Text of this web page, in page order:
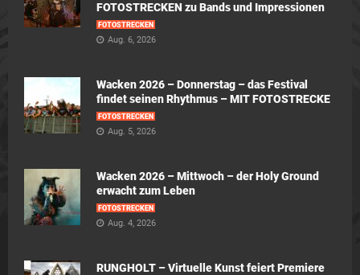
FOTOSTRECKEN zu Bands und Impressionen
FOTOSTRECKEN
Aug. 6, 2026
Wacken 2026 – Donnerstag – das Festival
findet seinen Rhythmus – MIT FOTOSTRECKE
FOTOSTRECKEN
Aug. 5, 2026
Wacken 2026 – Mittwoch – der Holy Ground
erwacht zum Leben
FOTOSTRECKEN
Aug. 4, 2026
RUNGHOLT – Virtuelle Kunst feiert Premiere